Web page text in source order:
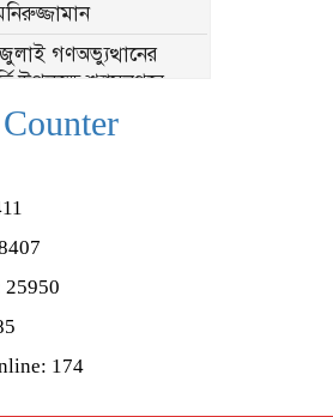
জুলাই গণঅভ্যুত্থানের
উপলক্ষে শ্যামনগরে
ও বিক্ষোভ
অবৈধ বালু উত্তোলন,
প্রিমিয়ার লীগের
শ্যামনগরে মৎস্য অফিসের
174